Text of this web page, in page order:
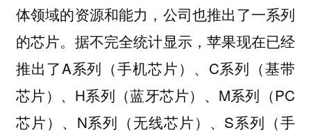
体领域的资源和能力，公司也推出了一系列
的芯片。据不完全统计显示，苹果现在已经
推出了A系列（手机芯片）、C系列（基带
芯片）、H系列（蓝牙芯片）、M系列（PC
芯片）、N系列（无线芯片）、S系列（手